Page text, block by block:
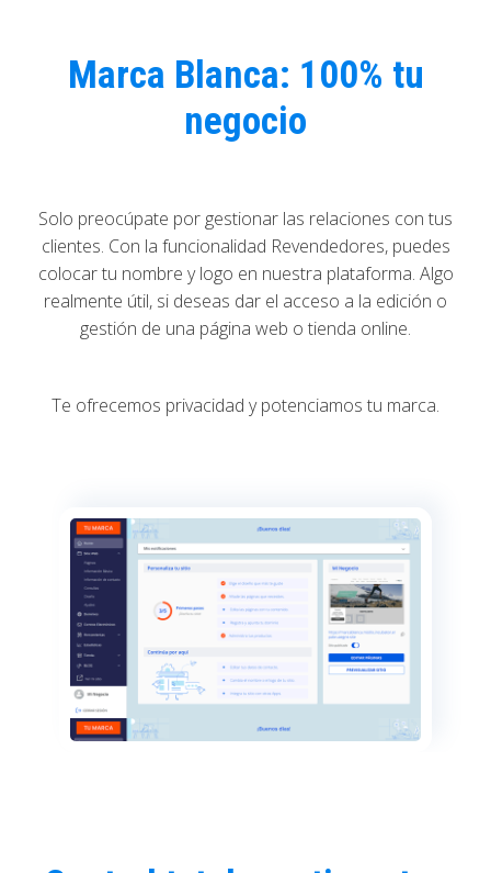
Marca Blanca: 100% tu
negocio
Solo preocúpate por gestionar las relaciones con tus
clientes. Con la funcionalidad Revendedores, puedes
colocar tu nombre y logo en nuestra plataforma. Algo
realmente útil, si deseas dar el acceso a la edición o
gestión de una página web o tienda online.
Te ofrecemos privacidad y potenciamos tu marca.